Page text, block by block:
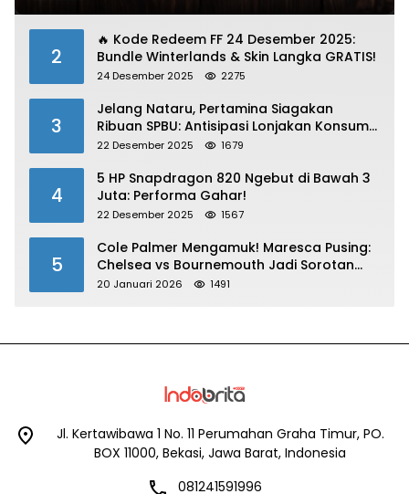
2
🔥 Kode Redeem FF 24 Desember 2025:
Bundle Winterlands & Skin Langka GRATIS!
24 Desember 2025 2275
3
Jelang Nataru, Pertamina Siagakan
Ribuan SPBU: Antisipasi Lonjakan Konsumsi
BBM dan LPG!
22 Desember 2025 1679
4
5 HP Snapdragon 820 Ngebut di Bawah 3
Juta: Performa Gahar!
22 Desember 2025 1567
5
Cole Palmer Mengamuk! Maresca Pusing:
Chelsea vs Bournemouth Jadi Sorotan
Utama
20 Januari 2026 1491
Jl. Kertawibawa 1 No. 11 Perumahan Graha Timur, PO.
BOX 11000, Bekasi, Jawa Barat, Indonesia
081241591996